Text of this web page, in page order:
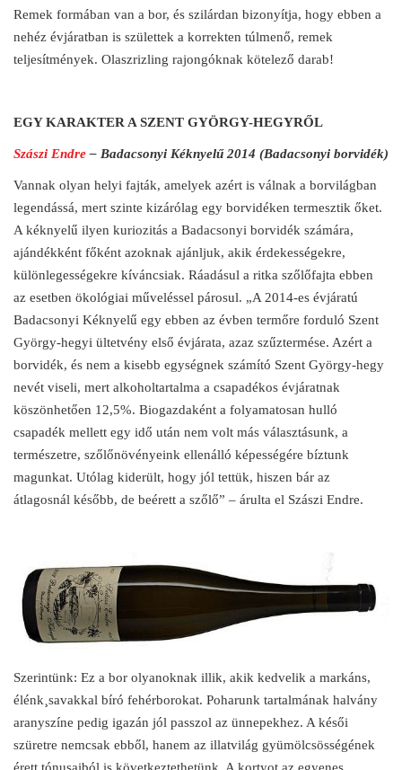
Remek formában van a bor, és szilárdan bizonyítja, hogy ebben a
nehéz évjáratban is születtek a korrekten túlmenő, remek
teljesítmények. Olaszrizling rajongóknak kötelező darab!
EGY KARAKTER A SZENT GYÖRGY-HEGYRŐL
Szászi Endre– Badacsonyi Kéknyelű 2014 (Badacsonyi borvidék)
Vannak olyan helyi fajták, amelyek azért is válnak a borvilágban
legendássá, mert szinte kizárólag egy borvidéken termesztik őket.
A kéknyelű ilyen kuriozitás a Badacsonyi borvidék számára,
ajándékként főként azoknak ajánljuk, akik érdekességekre,
különlegességekre kíváncsiak. Ráadásul a ritka szőlőfajta ebben
az esetben ökológiai műveléssel párosul. „A 2014-es évjáratú
Badacsonyi Kéknyelű egy ebben az évben termőre forduló Szent
György-hegyi ültetvény első évjárata, azaz szűztermése. Azért a
borvidék, és nem a kisebb egységnek számító Szent György-hegy
nevét viseli, mert alkoholtartalma a csapadékos évjáratnak
köszönhetően 12,5%. Biogazdaként a folyamatosan hulló
csapadék mellett egy idő után nem volt más választásunk, a
természetre, szőlőnövényeink ellenálló képességére bíztunk
magunkat. Utólag kiderült, hogy jól tettük, hiszen bár az
átlagosnál később, de beérett a szőlő” – árulta el Szászi Endre.
Szerintünk: Ez a bor olyanoknak illik, akik kedvelik a markáns,
élénk¸savakkal bíró fehérborokat. Poharunk tartalmának halvány
aranyszíne pedig igazán jól passzol az ünnepekhez. A késői
szüretre nemcsak ebből, hanem az illatvilág gyümölcsösségének